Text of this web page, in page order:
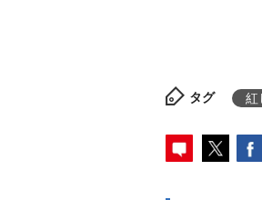
タグ 紅